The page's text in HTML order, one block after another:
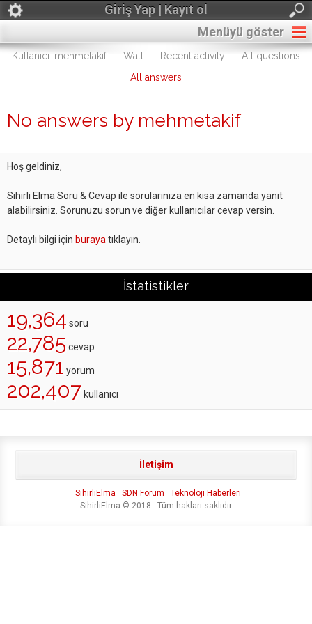
Giriş Yap | Kayıt ol
Menüyü göster
Kullanıcı: mehmetakif Wall Recent activity
All questions
All answers
No answers by mehmetakif
Hoş geldiniz,
Sihirli Elma Soru & Cevap ile sorularınıza en kısa zamanda yanıt
alabilirsiniz. Sorunuzu sorun ve diğer kullanıcılar cevap versin.
Detaylı bilgi için buraya tıklayın.
İstatistikler
19,364 soru
22,785 cevap
15,871 yorum
202,407 kullanıcı
İletişim
SihirliElma SDN Forum
Teknoloji Haberleri
SihirliElma © 2018 - Tüm hakları saklıdır